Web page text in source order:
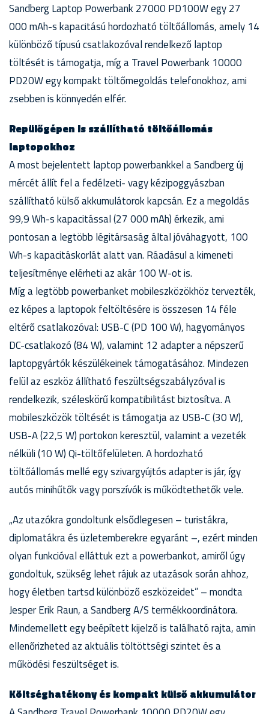
Sandberg Laptop Powerbank 27000 PD100W egy 27
000 mAh-s kapacitású hordozható töltőállomás, amely 14
különböző típusú csatlakozóval rendelkező laptop
töltését is támogatja, míg a Travel Powerbank 10000
PD20W egy kompakt töltőmegoldás telefonokhoz, ami
zsebben is könnyedén elfér.
Repülőgépen is szállítható töltőállomás
laptopokhoz
A most bejelentett laptop powerbankkel a Sandberg új
mércét állít fel a fedélzeti- vagy kézipoggyászban
szállítható külső akkumulátorok kapcsán. Ez a megoldás
99,9 Wh-s kapacitással (27 000 mAh) érkezik, ami
pontosan a legtöbb légitársaság által jóváhagyott, 100
Wh-s kapacitáskorlát alatt van. Ráadásul a kimeneti
teljesítménye elérheti az akár 100 W-ot is.
Míg a legtöbb powerbanket mobileszközökhöz tervezték,
ez képes a laptopok feltöltésére is összesen 14 féle
eltérő csatlakozóval: USB-C (PD 100 W), hagyományos
DC-csatlakozó (84 W), valamint 12 adapter a népszerű
laptopgyártók készülékeinek támogatásához. Mindezen
felül az eszköz állítható feszültségszabályzóval is
rendelkezik, széleskörű kompatibilitást biztosítva. A
mobileszközök töltését is támogatja az USB-C (30 W),
USB-A (22,5 W) portokon keresztül, valamint a vezeték
nélküli (10 W) Qi-töltőfelületen. A hordozható
töltőállomás mellé egy szivargyújtós adapter is jár, így
autós minihűtők vagy porszívók is működtethetők vele.
„Az utazókra gondoltunk elsődlegesen – turistákra,
diplomatákra és üzletemberekre egyaránt –, ezért minden
olyan funkcióval elláttuk ezt a powerbankot, amiről úgy
gondoltuk, szükség lehet rájuk az utazások során ahhoz,
hogy életben tartsd különböző eszközeidet” – mondta
Jesper Erik Raun, a Sandberg A/S termékkoordinátora.
Mindemellett egy beépített kijelző is található rajta, amin
ellenőrizheted az aktuális töltöttségi szintet és a
működési feszültséget is.
Költséghatékony és kompakt külső akkumulátor